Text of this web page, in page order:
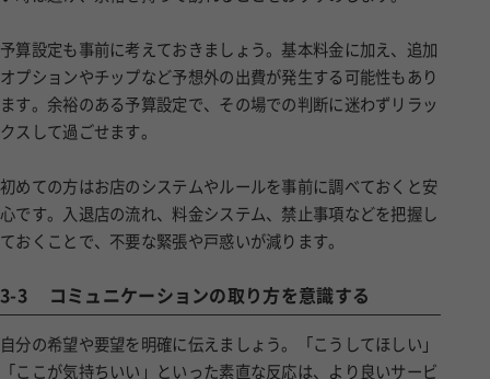
予算設定も事前に考えておきましょう。基本料金に加え、追加
オプションやチップなど予想外の出費が発生する可能性もあり
ます。余裕のある予算設定で、その場での判断に迷わずリラッ
クスして過ごせます。
初めての方はお店のシステムやルールを事前に調べておくと安
心です。入退店の流れ、料金システム、禁止事項などを把握し
ておくことで、不要な緊張や戸惑いが減ります。
3-3 コミュニケーションの取り方を意識する
自分の希望や要望を明確に伝えましょう。「こうしてほしい」
「ここが気持ちいい」といった素直な反応は、より良いサービ